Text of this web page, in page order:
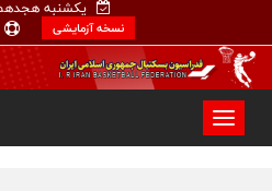
یکشنبه هجدهم
نسخه آزمایشی